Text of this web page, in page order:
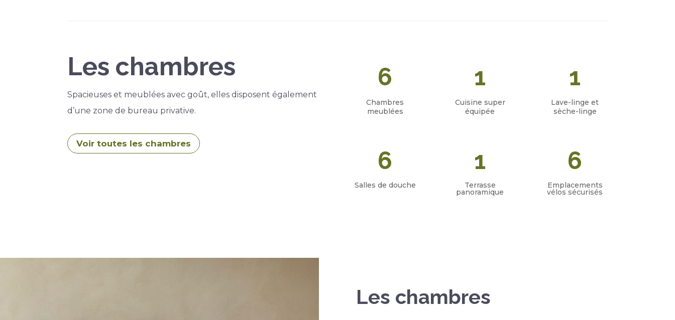
Les chambres
Spacieuses et meublées avec goût, elles disposent également
d’une zone de bureau privative.
Voir toutes les chambres
6
Chambres
meublées
6
Salles de douche
1
Cuisine super
équipée
1
Terrasse
panoramique
1
Lave-linge et
sèche-linge
6
Emplacements
vélos sécurisés
Les chambres